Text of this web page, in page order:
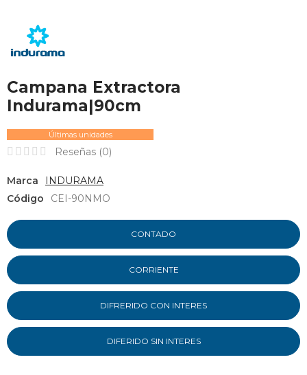
Campana Extractora
Indurama|90cm
Últimas unidades
Reseñas (0)
Marca
INDURAMA
Código
CEI-90NMO
CONTADO
CORRIENTE
DIFRERIDO CON INTERES
DIFERIDO SIN INTERES